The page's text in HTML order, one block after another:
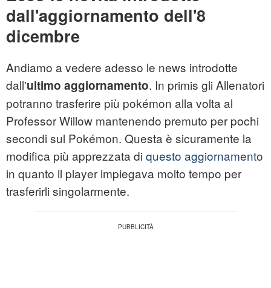
dall'aggiornamento dell'8
dicembre
Andiamo a vedere adesso le news introdotte
dall'ultimo aggiornamento. In primis gli Allenatori
potranno trasferire più pokémon alla volta al
Professor Willow mantenendo premuto per pochi
secondi sul Pokémon. Questa è sicuramente la
modifica più apprezzata di questo aggiornamento
in quanto il player impiegava molto tempo per
trasferirli singolarmente.